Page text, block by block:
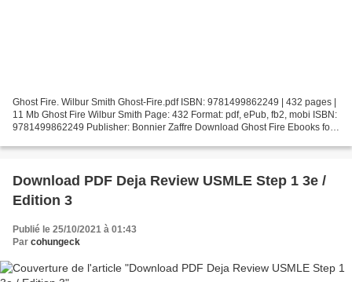
Ghost Fire. Wilbur Smith Ghost-Fire.pdf ISBN: 9781499862249 | 432 pages |
11 Mb Ghost Fire Wilbur Smith Page: 432 Format: pdf, ePub, fb2, mobi ISBN:
9781499862249 Publisher: Bonnier Zaffre Download Ghost Fire Ebooks for
Download PDF Deja Review USMLE Step 1 3e /
Edition 3
Publié le 25/10/2021 à 01:43
Par cohungeck